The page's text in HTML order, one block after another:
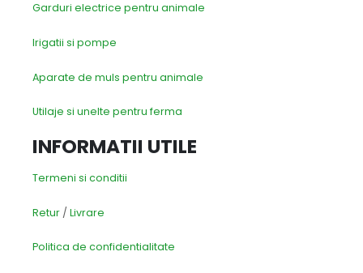
Garduri electrice pentru animale
Irigatii si pompe
Aparate de muls pentru animale
Utilaje si unelte pentru ferma
INFORMATII UTILE
Termeni si conditii
Retur / Livrare
Politica de confidentialitate